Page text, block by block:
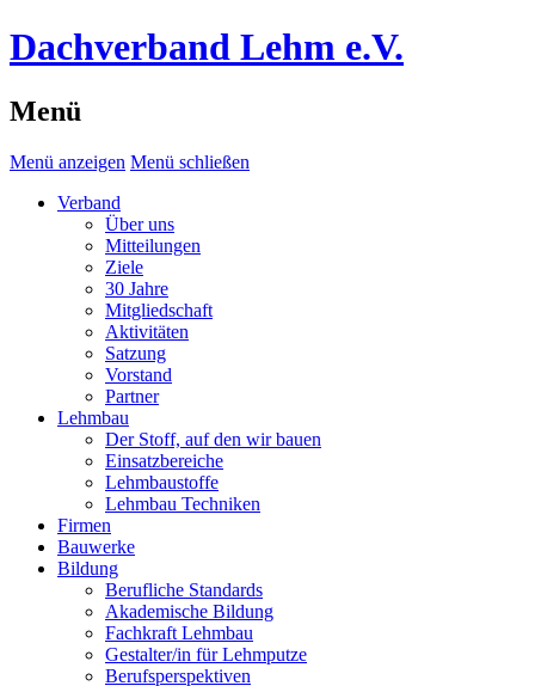
Dachverband Lehm e.V.
Menü
Menü anzeigen Menü schließen
Verband
Über uns
Mitteilungen
Ziele
30 Jahre
Mitgliedschaft
Aktivitäten
Satzung
Vorstand
Partner
Lehmbau
Der Stoff, auf den wir bauen
Einsatzbereiche
Lehmbaustoffe
Lehmbau Techniken
Firmen
Bauwerke
Bildung
Berufliche Standards
Akademische Bildung
Fachkraft Lehmbau
Gestalter/in für Lehmputze
Berufsperspektiven